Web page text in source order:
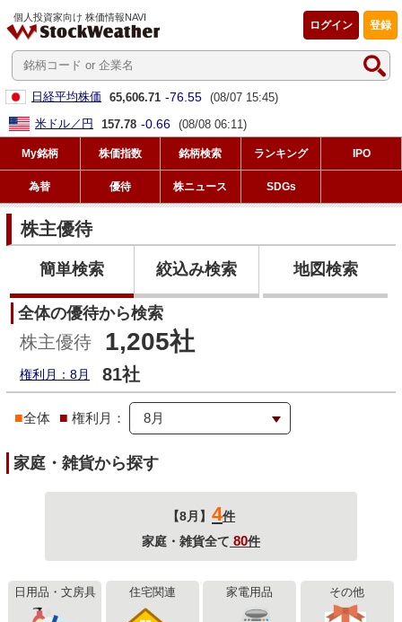
個人投資家向け 株価情報NAVI
登録
ログイン
日経平均株価 65,606.71 -76.55 (08/07 15:45)
米ドル／円
157.78 -0.66 (08/08 06:11)
My銘柄 株価指数 銘柄検索 ランキング IPO
為替 優待 株ニュース SDGs
株主優待
簡単検索 絞込み検索 地図検索
全体の優待から検索
株主優待 1,205社
権利月：8月 81社
■全体 ■ 権利月：
家庭・雑貨から探す
【8月】 4件
家庭・雑貨全て 80件
日用品・文房具 住宅関連 家電用品 その他